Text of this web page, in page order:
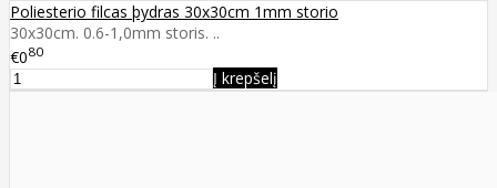
Poliesterio filcas þydras 30x30cm 1mm storio
30x30cm. 0.6-1,0mm storis. ..
€080
Į krepšelį